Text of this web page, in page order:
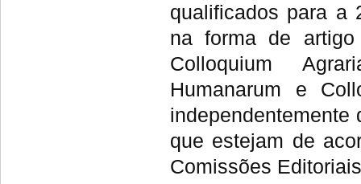
qualificados para a
na forma de
Colloquium
Humanarum e
que estejam de
Comissões